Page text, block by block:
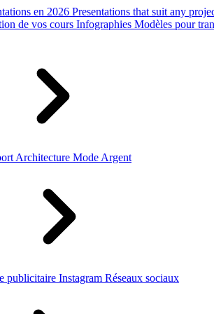
en 2026 Presentations that suit any
de vos cours Infographies Modèles pour
Architecture Mode Argent
publicitaire Instagram Réseaux sociaux